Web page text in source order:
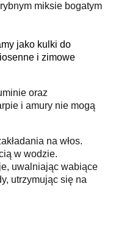
miksie bogatym
jako kulki do
i zimowe
oraz
i amury nie mogą
na włos.
w wodzie.
uwalniając wabiące
utrzymując się na